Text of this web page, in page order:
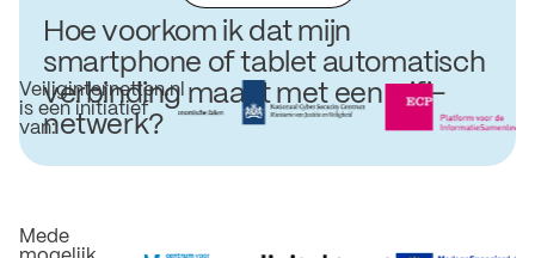
Hoe voorkom ik dat mijn
smartphone of tablet automatisch
verbinding maakt met een wifi-
netwerk?
Veiliginternetten.nl
is een initiatief
van:
Mede